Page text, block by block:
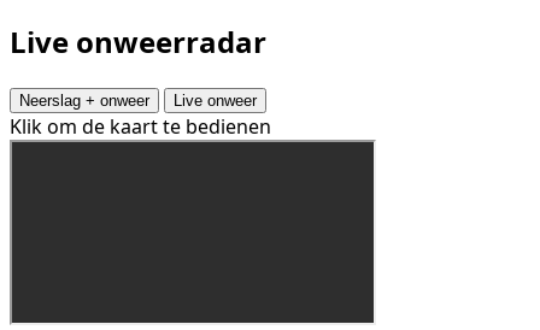
Live onweerradar
Neerslag + onweer Live onweer
Klik om de kaart te bedienen